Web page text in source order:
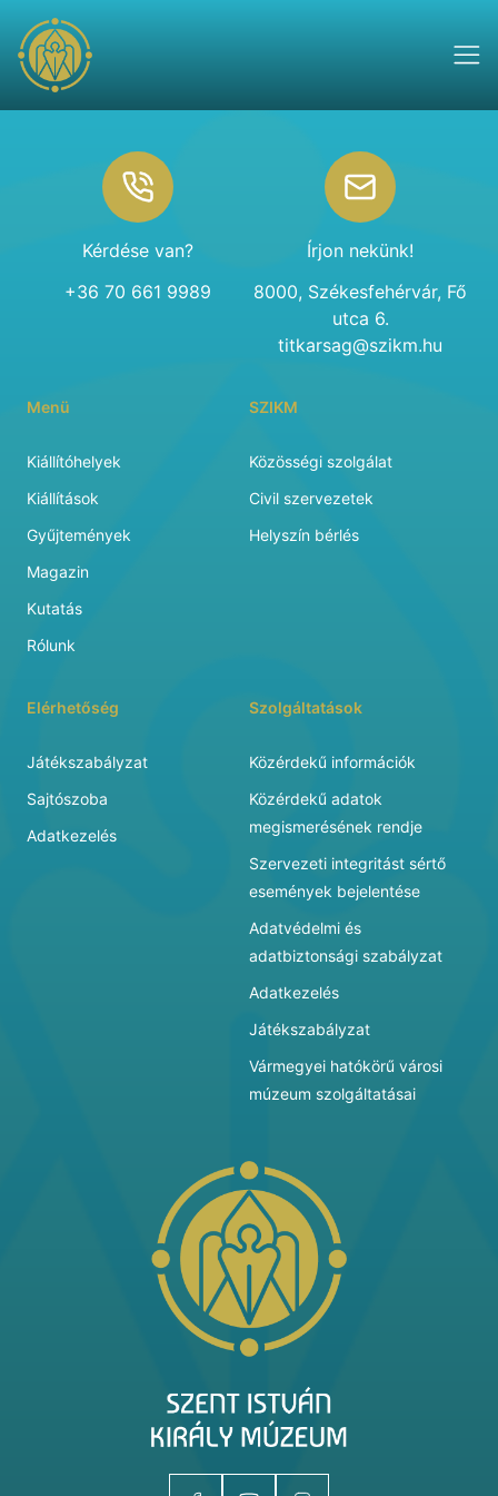
Kérdése van?
+36 70 661 9989
Írjon nekünk!
8000, Székesfehérvár, Fő
utca 6.
titkarsag@szikm.hu
Menü
Kiállítóhelyek
Kiállítások
Gyűjtemények
Magazin
Kutatás
Rólunk
SZIKM
Közösségi szolgálat
Civil szervezetek
Helyszín bérlés
Elérhetőség
Játékszabályzat
Sajtószoba
Adatkezelés
Szolgáltatások
Közérdekű információk
Közérdekű adatok
megismerésének rendje
Szervezeti integritást sértő
események bejelentése
Adatvédelmi és
adatbiztonsági szabályzat
Adatkezelés
Játékszabályzat
Vármegyei hatókörű városi
múzeum szolgáltatásai